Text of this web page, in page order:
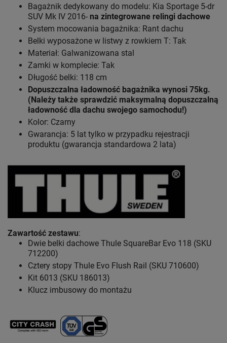
Bagażnik dedykowany do modelu: Kia Sportage 5-dr
SUV Mk IV 2016- na zintegrowane relingi dachowe
System mocowania bagażnika: Rant dachu
Belki wyposażone w listwy z rowkiem T: Tak
Materiał: Galwanizowana stal
Zamki w komplecie: Tak
Długość belki: 118 cm
Dopuszczalna ładowność bagażnika wynosi 75kg.
(Należy także sprawdzić maksymalną dopuszczalną
ładowność dla dachu swojego samochodu!)
Kolor: Czarny
Gwarancja: 5 lat tylko w przypadku rejestracji
produktu (gwarancja standardowa 2 lata)
Zawartość zestawu:
Dwie belki dachowe Thule SquareBar Evo 118 (SKU
712200)
Cztery stopy Thule Evo Flush Rail (SKU 710600)
Kit 6013 (SKU 186013)
Klucz imbusowy do montażu